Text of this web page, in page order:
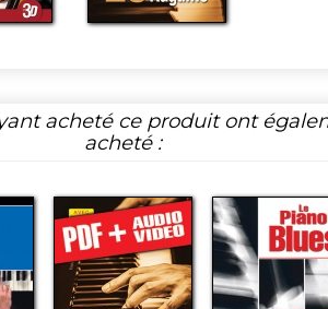
acheté ce produit ont
acheté :